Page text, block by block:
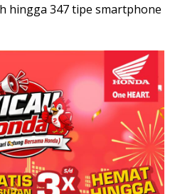
hingga 347 tipe smartphone